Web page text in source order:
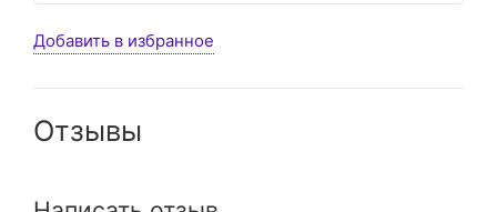
Добавить в избранное
Отзывы